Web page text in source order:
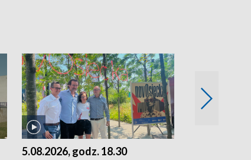
5.08.2026, godz. 18.30